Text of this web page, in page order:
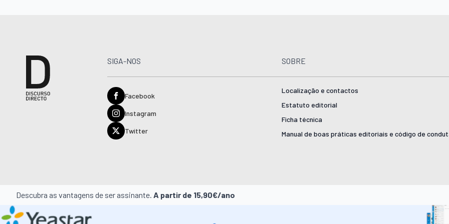
SIGA-NOS
Facebook
Instagram
Twitter
SOBRE
Localização e contactos
Estatuto editorial
Ficha técnica
Manual de boas práticas editoriais e código de
Descubra as vantagens de ser assinante. A partir de 15,90€/ano